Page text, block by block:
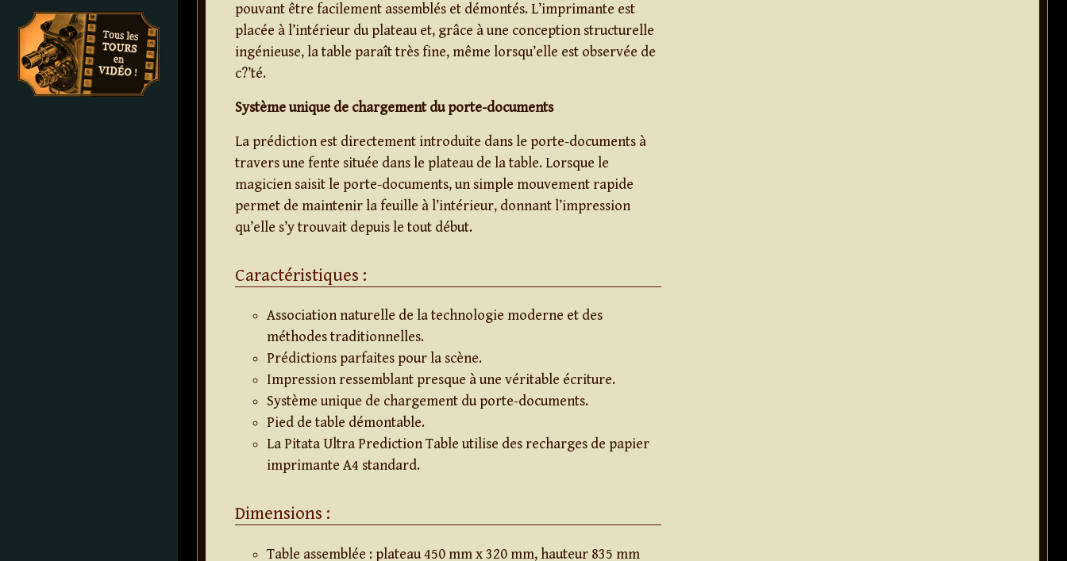
pouvant être facilement assemblés et démontés. L’imprimante est
placée à l’intérieur du plateau et, grâce à une conception structurelle
ingénieuse, la table paraît très fine, même lorsqu’elle est observée de
c?’té.
Système unique de chargement du porte-documents
La prédiction est directement introduite dans le porte-documents à
travers une fente située dans le plateau de la table. Lorsque le
magicien saisit le porte-documents, un simple mouvement rapide
permet de maintenir la feuille à l’intérieur, donnant l’impression
qu’elle s’y trouvait depuis le tout début.
Caractéristiques :
Association naturelle de la technologie moderne et des
méthodes traditionnelles.
Prédictions parfaites pour la scène.
Impression ressemblant presque à une véritable écriture.
Système unique de chargement du porte-documents.
Pied de table démontable.
La Pitata Ultra Prediction Table utilise des recharges de papier
imprimante A4 standard.
Dimensions :
Table assemblée : plateau 450 mm x 320 mm, hauteur 835 mm